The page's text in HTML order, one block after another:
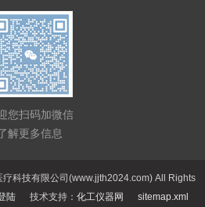
您扫码加微信
解更多信息
科技有限公司(www.jjth2024.com) All Rights
陆 技术支持： 化工仪器网 sitemap.xml